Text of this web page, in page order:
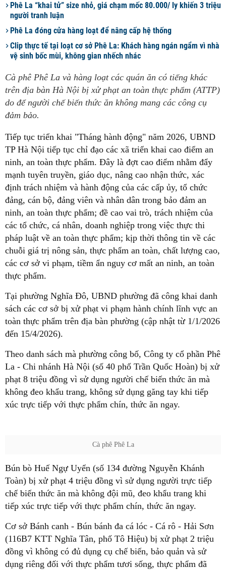
Phê La “khai tử” size nhỏ, giá chạm mốc 80.000/ ly khiến 3 triệu
người tranh luận
Phê La đóng cửa hàng loạt để nâng cấp hệ thống
Clip thực tế tại loạt cơ sở Phê La: Khách hàng ngán ngẩm vì nhà
vệ sinh bốc mùi, không gian nhếch nhác
Cà phê Phê La và hàng loạt các quán ăn có tiếng khác
trên địa bàn Hà Nội bị xử phạt an toàn thực phẩm (ATTP)
do để người chế biến thức ăn không mang các công cụ
đảm bảo.
Tiếp tục triển khai "Tháng hành động" năm 2026, UBND
TP Hà Nội tiếp tục chỉ đạo các xã triển khai cao điểm an
ninh, an toàn thực phẩm. Đây là đợt cao điểm nhằm đẩy
mạnh tuyên truyền, giáo dục, nâng cao nhận thức, xác
định trách nhiệm và hành động của các cấp ủy, tổ chức
đảng, cán bộ, đảng viên và nhân dân trong bảo đảm an
ninh, an toàn thực phẩm; đề cao vai trò, trách nhiệm của
các tổ chức, cá nhân, doanh nghiệp trong việc thực thi
pháp luật về an toàn thực phẩm; kịp thời thông tin về các
chuỗi giá trị nông sản, thực phẩm an toàn, chất lượng cao,
các cơ sở vi phạm, tiềm ẩn nguy cơ mất an ninh, an toàn
thực phẩm.
Tại phường Nghĩa Đô, UBND phường đã công khai danh
sách các cơ sở bị xử phạt vi phạm hành chính lĩnh vực an
toàn thực phẩm trên địa bàn phường (cập nhật từ 1/1/2026
đến 15/4/2026).
Theo danh sách mà phường công bố, Công ty cổ phần Phê
La - Chi nhánh Hà Nội (số 40 phố Trần Quốc Hoàn) bị xử
phạt 8 triệu đồng vì sử dụng người chế biến thức ăn mà
không đeo khẩu trang, không sử dụng găng tay khi tiếp
xúc trực tiếp với thực phẩm chín, thức ăn ngay.
Cà phê Phê La
Bún bò Huế Ngự Uyển (số 134 đường Nguyễn Khánh
Toàn) bị xử phạt 4 triệu đồng vì sử dụng người trực tiếp
chế biến thức ăn mà không đội mũ, đeo khẩu trang khi
tiếp xúc trực tiếp với thực phẩm chín, thức ăn ngay.
Cơ sở Bánh canh - Bún bánh đa cá lóc - Cá rô - Hải Sơn
(116B7 KTT Nghĩa Tân, phố Tô Hiệu) bị xử phạt 2 triệu
đồng vì không có đủ dụng cụ chế biến, bảo quản và sử
dụng riêng đối với thực phẩm tươi sống, thực phẩm đã